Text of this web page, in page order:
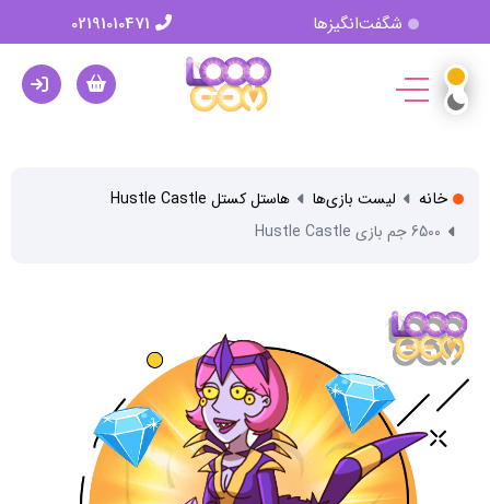
شگفت‌انگیزها
خانه لیست بازی‌ها
هاستل کستل Hustle Castle
6500 جم بازی Hustle Castle